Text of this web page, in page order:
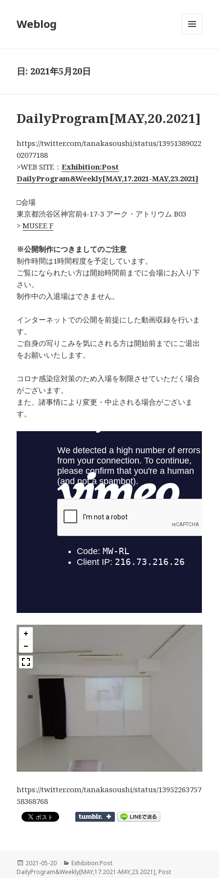
Weblog
日: 2021年5月20日
DailyProgram[MAY,20.2021]
https://twitter.com/tanakasoushi/status/13951389022
02077188
>WEB SITE：Exhibition:Post
DailyProgram&Weekly[MAY,17.2021-MAY,23.2021]
□会場
東京都渋谷区神宮前4-17-3 アーク・アトリウム B03
>MUSEE F
※公開制作につきましてのご注意
制作時間は1時間程度を予定しています。
ご覧になられたい方は開始時間前までに会場にお入り下
さい。
制作中の入退場はできません。
インターネットでの公開を前提にした動画収録を行いま
す。
ご自身の写りこみを気にされる方は開始前までにご退出
をお願いいたします。
コロナ感染症対策のため入場を制限させていただく場合
がございます。
また、諸事情により変更・中止される場合がございま
す。
https://twitter.com/tanakasoushi/status/13952263757
58368768
投
稿
2021-05-20
カ
テ
Exhibition:Post
DailyProgram&Weekly[MAY,17.2021-MAY,23.2021], Post